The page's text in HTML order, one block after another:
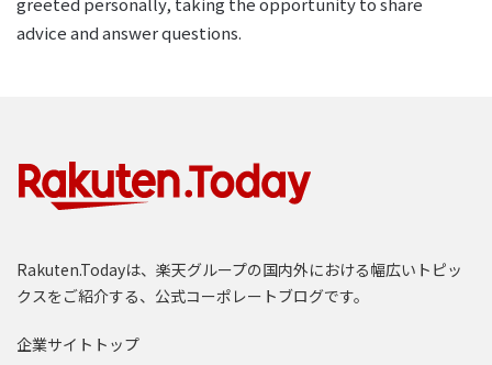
advice and answer questions.
Rakuten.Todayは、楽天グループの国内外における幅広いトピッ
クスをご紹介する、公式コーポレートブログです。
企業サイトトップ